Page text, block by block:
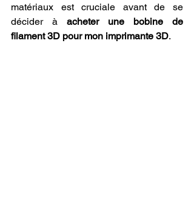
matériaux est cruciale avant de se
décider à acheter une bobine de
filament 3D pour mon imprimante 3D.